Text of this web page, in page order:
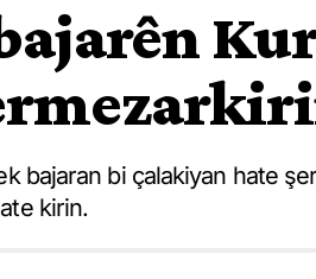
bajaran bi çalakiyan hate
kirin.